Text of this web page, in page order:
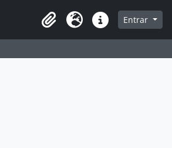
Clipboard
Idioma Atalhos Entrar